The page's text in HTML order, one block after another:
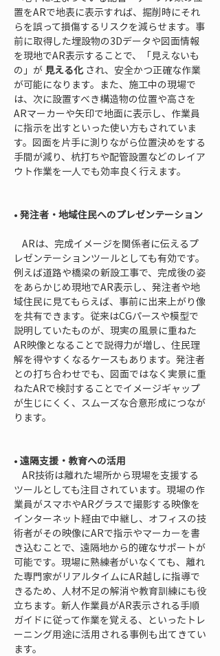
置をARで地表に表示すれば、掘削時にそれ
らを誤って損傷するリスクを減らせます。事
前に取得した埋設物の3Dデータや図面情報
を現地でAR表示することで、「見えないも
の」が 見える化 され、安全かつ正確な作業
が可能になります。また、施工中の現場で
は、次に設置すべき構造物の位置や高さを
ARマーカーや矢印で地面に表示し、作業員
に指示を出すといった使い方もされていま
す。図面を片手に測りながら位置決めをする
手間が減り、杭打ちや配管設置などのレイア
ウト作業を一人でも効率良く行えます。
• 発注者・地域住民へのプレゼンテーション
レゼンテーションツールとしても有効です。
例えば道路や橋梁の新設工事で、完成後の姿
をあらかじめ現地でAR表示し、発注者や地
域住民に見てもらえば、事前に出来上がり像
を共有できます。従来はCGパースや模型で
説明していたものが、現実の風景に重ねた
AR映像となることで説得力が増し、住民理
解を得やすくなるケースもあります。発注者
との打ち合わせでも、図面ではなく実景に重
ねたARで検討することでイメージギャップ
が生じにくく、スムーズな合意形成につなが
ります。
• 遠隔支援・教育への活用
ツールとしても注目されています。現場の作
業員がスマホやARグラスで撮影する映像を
インターネット経由で中継し、オフィスの技
術者がその映像にARで指示やマーカーを書
き込むことで、遠隔地から的確なサポートが
可能です。現場に熟練者がいなくても、離れ
た専門家がリアルタイムにAR越しに指導で
きるため、人材不足の解消や教育訓練にも役
立ちます。新人作業員がAR表示される手順
ガイドに従って作業を覚える、といったトレ
ーニング用途に活用される事例も出てきてい
ます。